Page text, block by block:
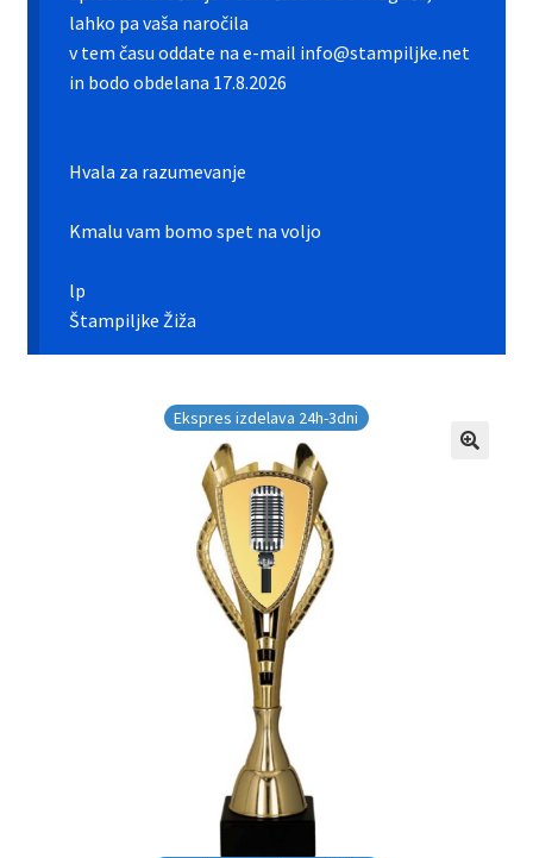
Galerija športnih vstavkov
Moj profil
lahko pa vaša naročila
v tem času oddate na e-mail info@stampiljke.net
in bodo obdelana 17.8.2026
Hvala za razumevanje
Kmalu vam bomo spet na voljo
lp
Štampiljke Žiža
Ekspres izdelava 24h-3dni